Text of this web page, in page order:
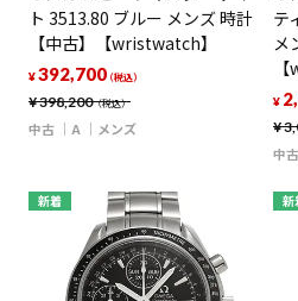
ト 3513.80 ブルー メンズ 時計
【中古】【wristwatch】
¥398,200（税込）
¥392,700（税込）
中古 A メンズ
テ
メ
¥
¥
中古
新着 新